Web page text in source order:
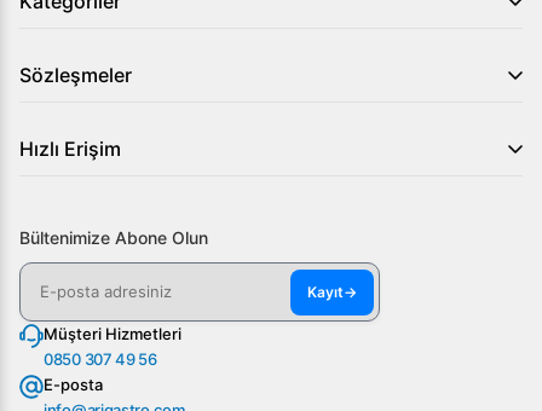
bilgi almak için web sitemizi ziyaret edin ya da bizimle
Sözleşmeler
Hızlı Erişim
Bültenimize Abone Olun
Kayıt→
Müşteri Hizmetleri
0850 307 49 56
E-posta